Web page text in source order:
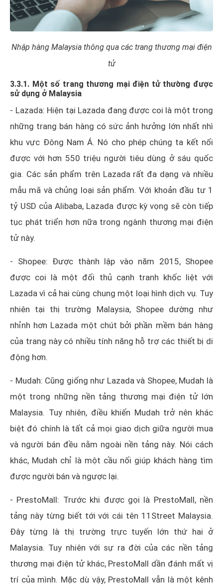
Nhập hàng Malaysia thông qua các trang thương mại điện
tử
3.3.1. Một số trang thương mại điện tử thường được
sử dụng ở Malaysia
- Lazada: Hiện tại Lazada đang được coi là một trong
những trang bán hàng có sức ảnh hưởng lớn nhất nhì
khu vực Đông Nam Á. Nó cho phép chúng ta kết nối
được với hơn 550 triệu người tiêu dùng ở sáu quốc
gia. Các sản phẩm trên Lazada rất đa dạng và nhiều
mẫu mã và chủng loại sản phẩm. Với khoản đầu tư 1
tỷ USD của Alibaba, Lazada được kỳ vọng sẽ còn tiếp
tục phát triển hơn nữa trong ngành thương mại điện
tử này.
- Shopee: Được thành lập vào năm 2015, Shopee
được coi là một đối thủ cạnh tranh khốc liệt với
Lazada vì cả hai cùng chung một loại hình dịch vụ. Tuy
nhiên tại thị trường Malaysia, Shopee dường như
nhỉnh hơn Lazada một chút bởi phần mềm bán hàng
của trang này có nhiều tính năng hỗ trợ các thiết bị di
động hơn.
- Mudah: Cũng giống như Lazada và Shopee, Mudah là
một trong những nền tảng thương mại điện tử lớn
Malaysia. Tuy nhiên, điều khiến Mudah trở nên khác
biệt đó chính là tất cả mọi giao dịch giữa người mua
và người bán đều nằm ngoài nền tảng này. Nói cách
khác, Mudah chỉ là một cầu nối giúp khách hàng tìm
được người bán và ngược lại.
- PrestoMall: Trước khi được gọi là PrestoMall, nền
tảng này từng biết tới với cái tên 11Street Malaysia.
Đây từng là thị trường trực tuyến lớn thứ hai ở
Malaysia. Tuy nhiên với sự ra đời của các nền tảng
thương mại điện tử khác, PrestoMall dần đánh mất vị
trí của mình. Mặc dù vậy, PrestoMall vẫn là một kênh